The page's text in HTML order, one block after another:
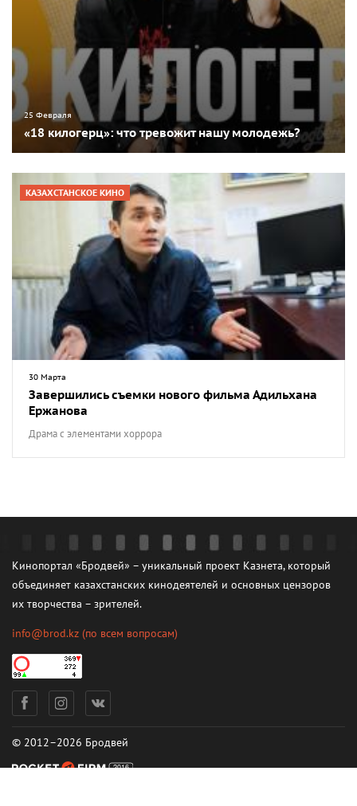
25 Февраля
«18 килогерц»: что тревожит нашу молодежь?
КАЗАХСТАНСКОЕ КИНО
30 Марта
Завершились съемки нового фильма Адильхана
Ержанова
Драма с элементами хоррора
Кинопортал «Бродвей» – уникальный проект Казнета, который
объединяет казахстанских кинодеятелей и основных цензоров
их творчества – зрителей.
info@brod.kz (по всем вопросам)
© 2012–2026 Бродвей